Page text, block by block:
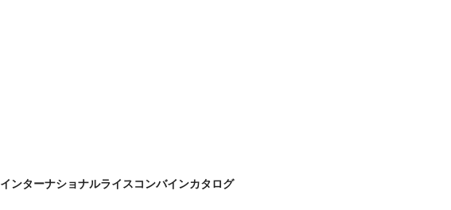
インターナショナルライスコンバインカタログ